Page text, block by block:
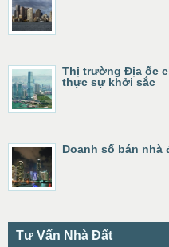
Thị trường Địa ốc
thực sự khởi sắc
Doanh số bán nhà
Tư Vấn Nhà Đất